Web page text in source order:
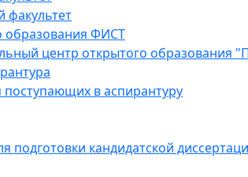
факультет
образования ФИСТ
центр открытого образования
в аспирантуру
подготовки кандидатской